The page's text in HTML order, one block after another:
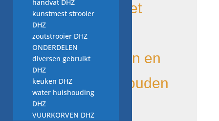
apparaten met
kleine
mankementen en
die anders zouden
handvat DHZ
kunstmest strooier
DHZ
zoutstrooier DHZ
ONDERDELEN
diversen gebruikt
DHZ
keuken DHZ
water huishouding
DHZ
VUURKORVEN DHZ